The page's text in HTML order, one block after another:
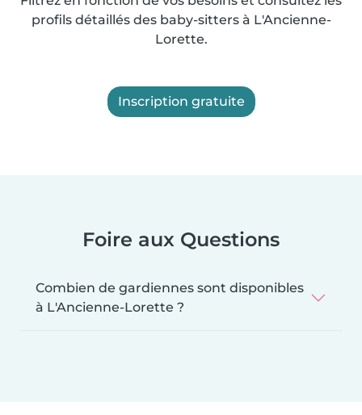
profils détaillés des baby-sitters à L'Ancienne-
Lorette.
Inscription gratuite
Foire aux Questions
Combien de gardiennes sont disponibles
à L'Ancienne-Lorette ?